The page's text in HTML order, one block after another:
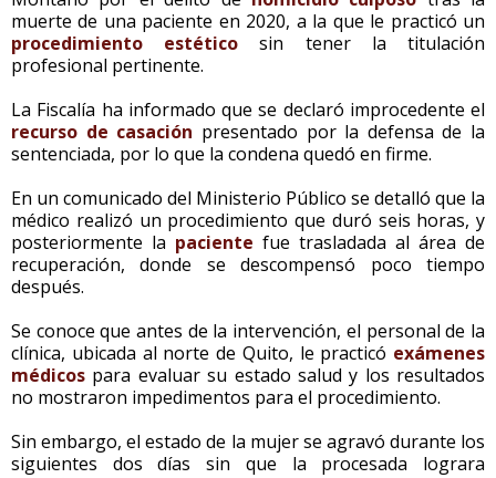
muerte de una paciente en 2020, a la que le practicó un
procedimiento estético sin tener la titulación
profesional pertinente.
La Fiscalía ha informado que se declaró improcedente el
recurso de casación presentado por la defensa de la
sentenciada, por lo que la condena quedó en firme.
En un comunicado del Ministerio Público se detalló que la
médico realizó un procedimiento que duró seis horas, y
posteriormente la paciente fue trasladada al área de
recuperación, donde se descompensó poco tiempo
después.
Se conoce que antes de la intervención, el personal de la
clínica, ubicada al norte de Quito, le practicó exámenes
médicos para evaluar su estado salud y los resultados
no mostraron impedimentos para el procedimiento.
Sin embargo, el estado de la mujer se agravó durante los
siguientes dos días sin que la procesada lograra